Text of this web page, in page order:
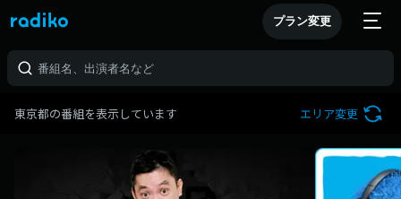
プラン変更
東京都の番組を表示しています エリア変更